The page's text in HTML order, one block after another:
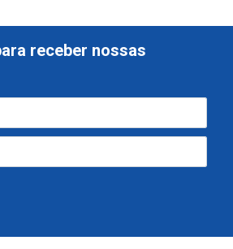
receber nossas